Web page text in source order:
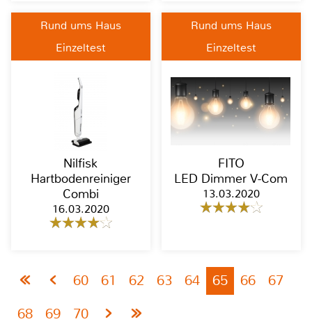
Rund ums Haus
Einzeltest
Nilfisk
Hartbodenreiniger
Combi
16.03.2020
Rund ums Haus
Einzeltest
FITO
LED Dimmer V-Com
13.03.2020
60 61 62 63 64 65 66
67
68
69 70